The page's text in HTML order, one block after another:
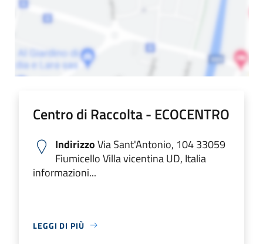
Centro di Raccolta - ECOCENTRO
IndirizzoVia Sant'Antonio, 104 33059
Fiumicello Villa vicentina UD, Italia
informazioni...
LEGGI DI PIÙ